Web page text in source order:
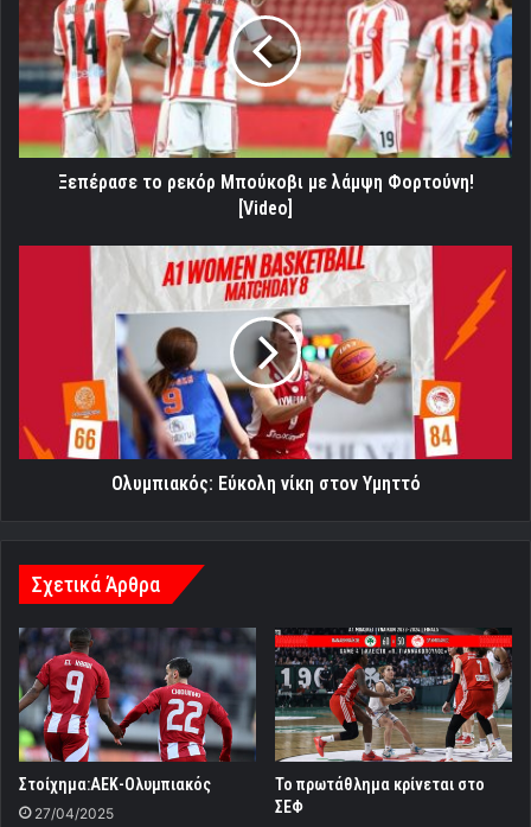
ρεκόρ
Μπούκοβι
με
λάμψη
Φορτούνη!
[Video]
Ξεπέρασε το ρεκόρ Μπούκοβι με λάμψη Φορτούνη!
[Video]
Ολυμπιακός:
Ολυμπιακός: Εύκολη νίκη στον Υμηττό
Σχετικά Άρθρα
Στοίχημα:ΑΕΚ-Ολυμπιακός
27/04/2025
Το πρωτάθλημα κρίνεται στο
ΣΕΦ